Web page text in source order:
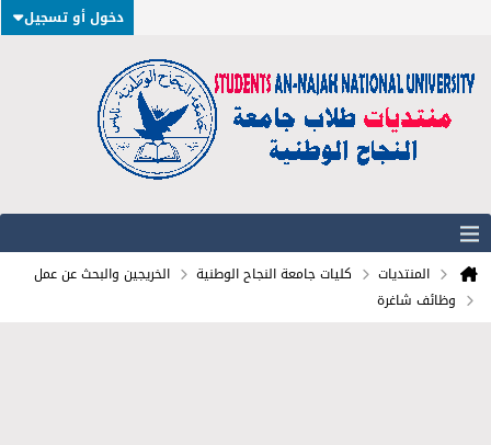
دخول أو تسجيل
المنتديات كليات جامعة النجاح الوطنية
الخريجين والبحث عن عمل
وظائف شاغرة